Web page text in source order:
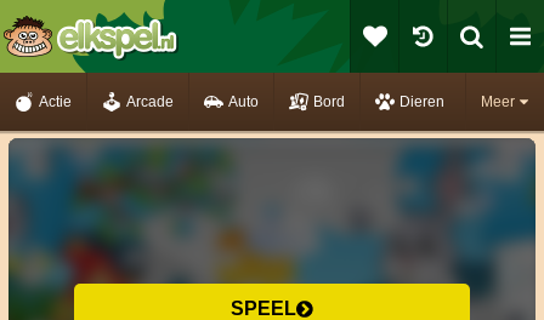
Meer
Actie Arcade Auto Bord Dieren
SPEEL